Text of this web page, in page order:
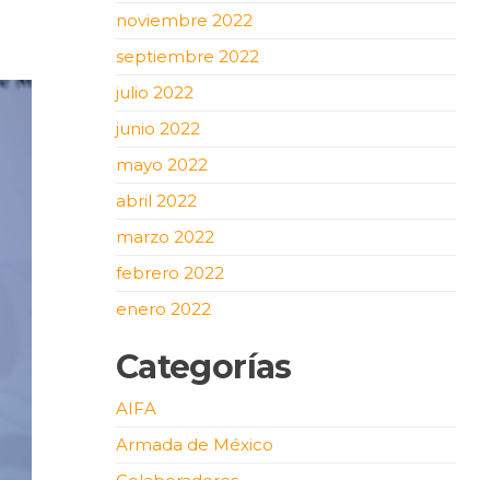
noviembre 2022
septiembre 2022
julio 2022
junio 2022
mayo 2022
abril 2022
marzo 2022
febrero 2022
enero 2022
Categorías
AIFA
Armada de México